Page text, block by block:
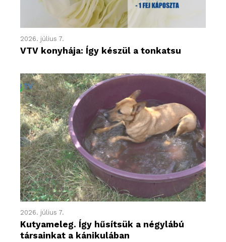
2026. július 7.
VTV konyhája: Így készül a tonkatsu
2026. július 7.
Kutyameleg. Így hűsítsük a négylábú
társainkat a kánikulában